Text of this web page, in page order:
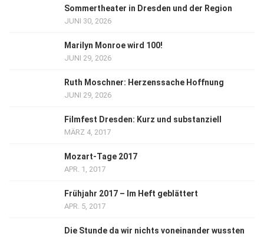
Sommertheater in Dresden und der Region
JUNI 30, 2026
Marilyn Monroe wird 100!
JUNI 29, 2026
Ruth Moschner: Herzenssache Hoffnung
JUNI 29, 2026
Filmfest Dresden: Kurz und substanziell
MÄRZ 4, 2017
Mozart-Tage 2017
APR. 1, 2017
Frühjahr 2017 – Im Heft geblättert
APR. 5, 2017
Die Stunde da wir nichts voneinander wussten